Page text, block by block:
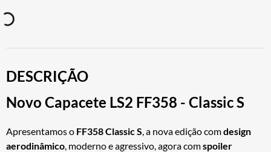
DESCRIÇÃO
Novo Capacete LS2 FF358 - Classic S
Apresentamos o FF358 Classic S, a nova edição comdesign
aerodinâmico, moderno e agressivo, agora comspoiler